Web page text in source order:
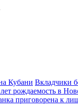
Кубани Вкладчики
рождаемость в
приговорена к